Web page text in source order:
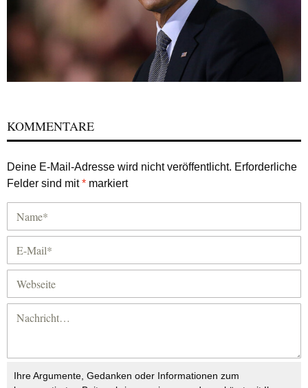
KOMMENTARE
Deine E-Mail-Adresse wird nicht veröffentlicht. Erforderliche
Felder sind mit* markiert
Ihre Argumente, Gedanken oder Informationen zum